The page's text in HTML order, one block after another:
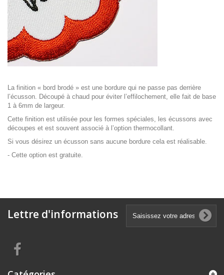
La finition « bord brodé » est une bordure qui ne passe pas derrière
l’écusson. Découpé à chaud pour éviter l’effilochement, elle fait de base
1 à 6mm de largeur.
Cette finition est utilisée pour les formes spéciales, les écussons avec
découpes et est souvent associé à l’option thermocollant.
Si vous désirez un écusson sans aucune bordure cela est réalisable.
- Cette option est gratuite.
Lettre d'informations